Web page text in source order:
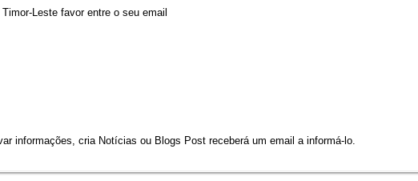
Leste favor entre o seu email
informações, cria Notícias ou Blogs Post receberá um email a informá-lo.